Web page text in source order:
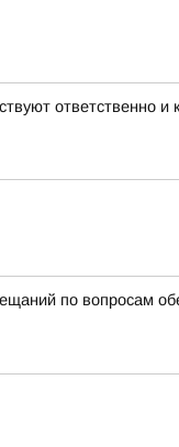
ответственно и
по вопросам